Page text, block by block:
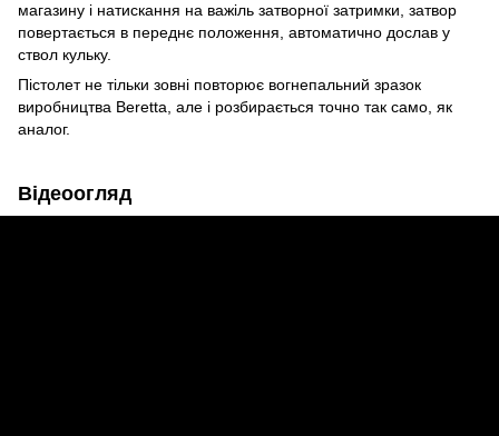
магазину і натискання на важіль затворної затримки, затвор
повертається в переднє положення, автоматично дослав у
ствол кульку.
Пістолет не тільки зовні повторює вогнепальний зразок
виробництва Beretta, але і розбирається точно так само, як
аналог.
Відеоогляд